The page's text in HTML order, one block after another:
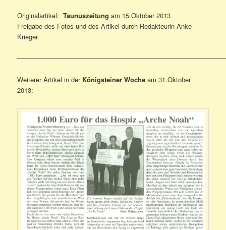
Originalartikel:Taunuszeitung am 15.Oktober 2013
Freigabe des Fotos und des Artikel durch Redakteurin Anke
Krieger.
Weiterer Artikel in der Königsteiner Wocheam 31.Oktober
2013: